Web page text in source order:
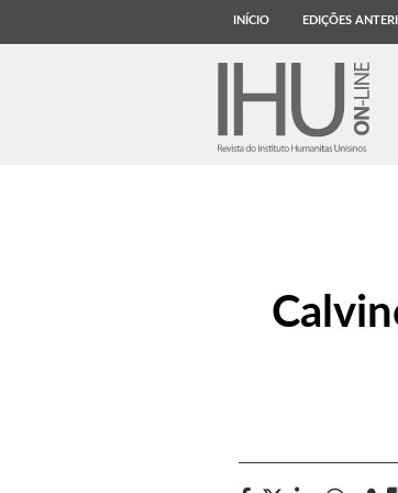
INÍCIO EDIÇÕES